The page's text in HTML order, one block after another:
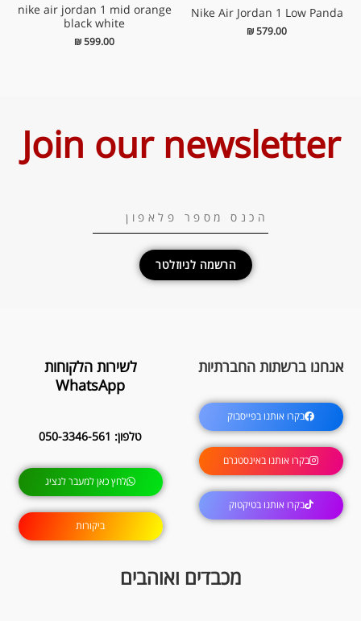
Nike Air Jordan 1 Low Panda
₪579.00
nike air jordan 1 mid orange
black white
₪599.00
Join our newsletter
הרשמה לניוזלטר
אנחנו ברשתות החברתיות
בקרו אותנו בפייסבוק
בקרו אותנו באינסטגרם
בקרו אותנו בטיקטוק
לשירות הלקוחות
WhatsApp
טלפון: 050-3346-561
לחץ כאן למעבר לנציג
ביקורות
מכבדים ואוהבים